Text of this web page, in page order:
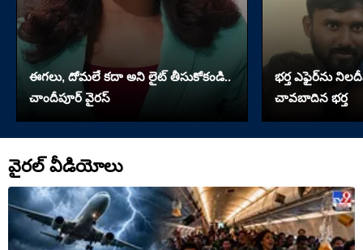
ఈగలు, దోమలే కదా అని లైట్ తీసుకోకండి..
చాందీపూర్ వైరస్
భర్త ఎఫైర్‌ను
చావబాదిన భర్త
వైరల్ వీడియోలు